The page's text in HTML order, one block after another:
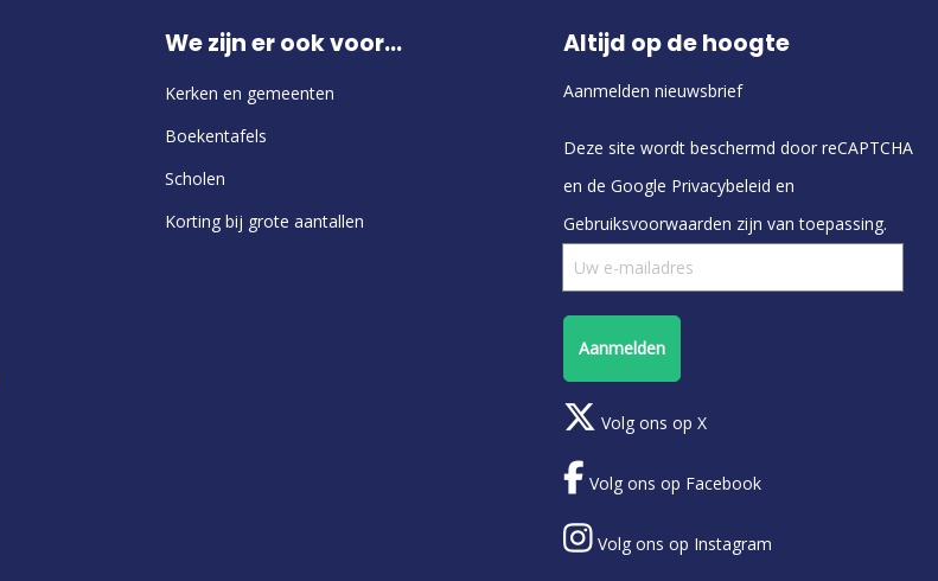
We zijn er ook voor...
Kerken en gemeenten
Boekentafels
Scholen
Korting bij grote aantallen
Altijd op de hoogte
Aanmelden nieuwsbrief
Deze site wordt beschermd door reCAPTCHA
en de Google Privacybeleid en
Gebruiksvoorwaarden zijn van toepassing.
Aanmelden
Volg ons op X
Volg ons op Facebook
Volg ons op Instagram